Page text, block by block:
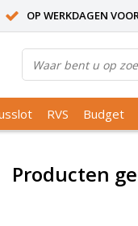
OP WERKDAGEN
RVS Budget
Producten